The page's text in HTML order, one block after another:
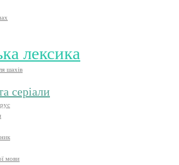
лексика
шахів
серіали
мови